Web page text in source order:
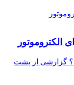
الکتروموتور
گزارشی از پشت